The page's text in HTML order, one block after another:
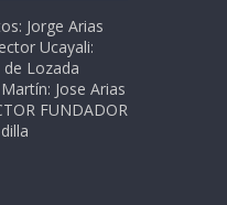
Jorge Arias
Ucayali:
Lozada
Jose Arias
FUNDADOR